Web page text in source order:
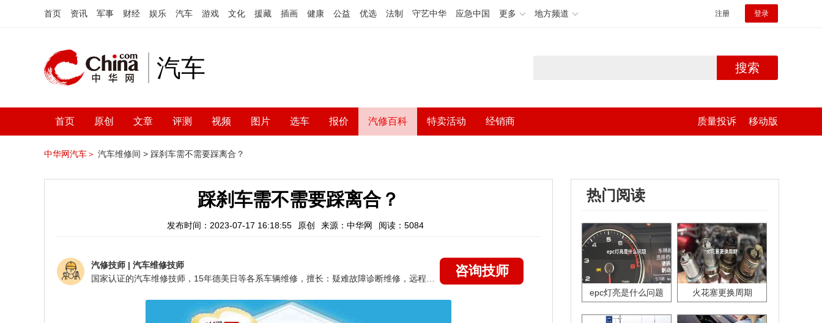
首页 资讯 军事 财经 娱乐 汽车 游戏 文化 援藏 插画 健康 公益 优选 法制 守艺中华 应急中国 更多 地方频道 注册 登录
汽车 搜索
首页 原创 文章 评测 视频 图片 选车 报价 汽修百科 特卖活动 经销商 质量投诉 移动版
中华网汽车＞ 汽车维修间 > 踩刹车需不需要踩离合？
踩刹车需不需要踩离合？
发布时间：2023-07-17 16:18:55 原创 来源：中华网 阅读：5084
汽修技师 | 汽车维修技师
咨询技师
热门阅读
epc灯亮是什么问题 火花塞更换周期